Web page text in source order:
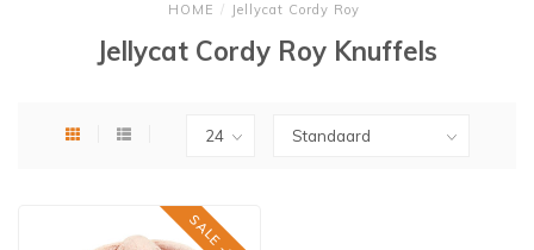
HOME / Jellycat Cordy Roy
Jellycat Cordy Roy Knuffels